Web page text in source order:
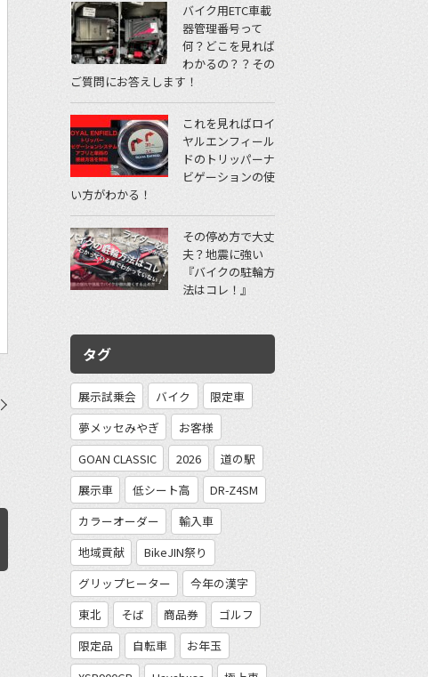
バイク用ETC車載
器管理番号って
何？どこを見れば
わかるの？？その
ご質問にお答えします！
これを見ればロイ
ヤルエンフィール
ドのトリッパーナ
ビゲーションの使
い方がわかる！
その停め方で大丈
夫？地震に強い
『バイクの駐輪方
法はコレ！』
タグ
展示試乗会 バイク
限定車
夢メッセみやぎ
お客様
GOAN CLASSIC
2026
道の駅
展示車
低シート高
DR-Z4SM
カラーオーダー
輸入車
地域貢献
BikeJIN祭り
グリップヒーター
今年の漢字
東北
そば 商品券
ゴルフ
限定品
自転車
お年玉